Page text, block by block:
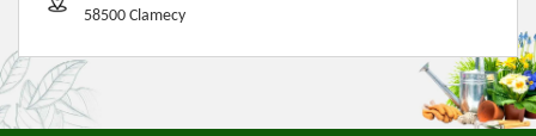
58500 Clamecy